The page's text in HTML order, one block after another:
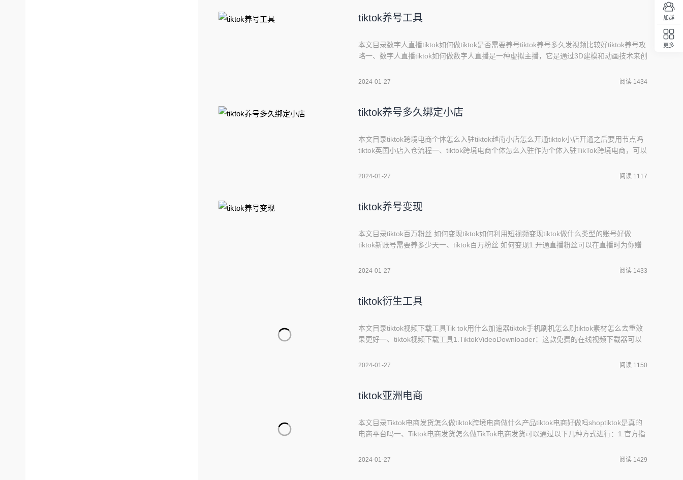
tiktok养号工具
本文目录数字人直播tiktok如何做tiktok是否需要养号tiktok养号多久发视频比较好tiktok养号攻
略一、数字人直播tiktok如何做数字人直播是一种虚拟主播，它是通过3D建模和动画技术来创
作数字人直播，可以考虑以下步骤：1.寻找数字人直播软件：目前市面上有不少数字人直播
2024-01-27 阅读 1434
tiktok养号多久绑定小店
本文目录tiktok跨境电商个体怎么入驻tiktok越南小店怎么开通tiktok小店开通之后要用节点吗
tiktok英国小店入仓流程一、tiktok跨境电商个体怎么入驻作为个体入驻TikTok跨境电商，可以
账号。账号需要绑定一个邮箱，建议使用Gmail、Outlook等国际邮箱。同时，需要设置一个
2024-01-27 阅读 1117
tiktok养号变现
本文目录tiktok百万粉丝 如何变现tiktok如何利用短视频变现tiktok做什么类型的账号好做
tiktok新账号需要养多少天一、tiktok百万粉丝 如何变现1.开通直播粉丝可以在直播时为你赠
TikTok结合：国内最成熟的变现方式是什么？网红、名人、测评人、营销号通过分享产品链
2024-01-27 阅读 1433
tiktok衍生工具
本文目录tiktok视频下载工具Tik tok用什么加速器tiktok手机刷机怎么刷tiktok素材怎么去重效
果更好一、tiktok视频下载工具1.TiktokVideoDownloader：这款免费的在线视频下载器可以
频的免费工具，支持多种格式的文件下载。3.FreeTikTok：这是一
2024-01-27 阅读 1150
tiktok亚洲电商
本文目录Tiktok电商发货怎么做tiktok跨境电商做什么产品tiktok电商好做吗shoptiktok是真的
电商平台吗一、Tiktok电商发货怎么做TikTok电商发货可以通过以下几种方式进行：1.官方指
操作即可。2.商家自行选择物流商发货：在订单管理界面，商家可以根据买家的地址信息，
2024-01-27 阅读 1429
加群
更多